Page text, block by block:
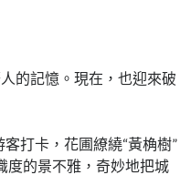
的記憶。現在，也迎來破
打卡，花圃繚繞“黃桷樹”
度的景不雅，奇妙地把城